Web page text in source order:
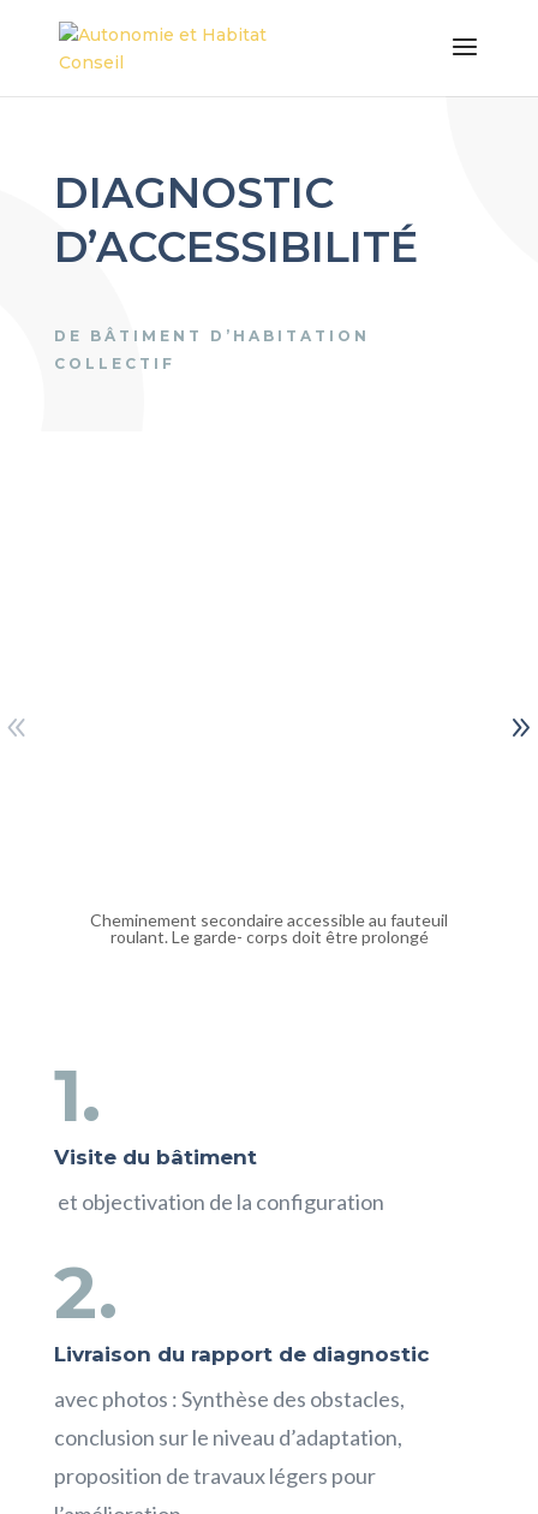
DIAGNOSTIC
D’ACCESSIBILITÉ
DE BÂTIMENT D’HABITATION
COLLECTIF
Cheminement secondaire accessible au fauteuil
roulant. Le garde- corps doit être prolongé
1.
Visite du bâtiment
et objectivation de la configuration
2.
Livraison du rapport de diagnostic
avec photos : Synthèse des obstacles,
conclusion sur le niveau d’adaptation,
proposition de travaux légers pour